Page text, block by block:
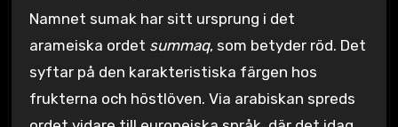
Namnet sumak har sitt ursprung i det
arameiska ordet summaq, som betyder röd. Det
syftar på den karakteristiska färgen hos
frukterna och höstlöven. Via arabiskan spreds